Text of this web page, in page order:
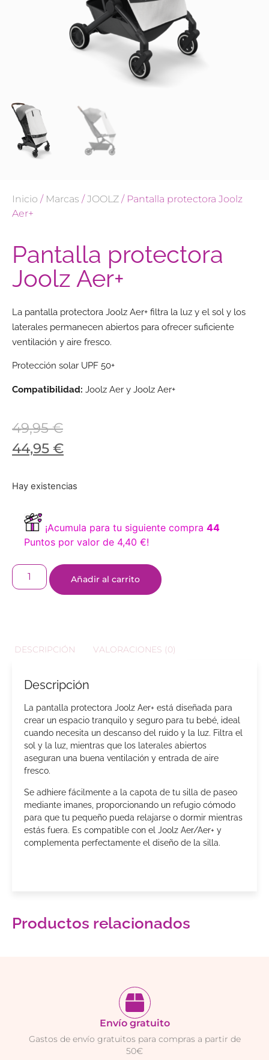
Inicio / Marcas /JOOLZ / Pantalla protectora Joolz
Aer+
Pantalla protectora
Joolz Aer+
La pantalla protectora Joolz Aer+ filtra la luz y el sol y los
laterales permanecen abiertos para ofrecer suficiente
ventilación y aire fresco.
Protección solar UPF 50+
Compatibilidad: Joolz Aer y Joolz Aer+
49,95€
44,95 €
Hay existencias
¡Acumula para tu siguiente compra 44
Puntos por valor de 4,40 €!
Añadir al carrito
DESCRIPCIÓN VALORACIONES (0)
Descripción
La pantalla protectora Joolz Aer+ está diseñada para
crear un espacio tranquilo y seguro para tu bebé, ideal
cuando necesita un descanso del ruido y la luz. Filtra el
sol y la luz, mientras que los laterales abiertos
aseguran una buena ventilación y entrada de aire
fresco.
Se adhiere fácilmente a la capota de tu silla de paseo
mediante imanes, proporcionando un refugio cómodo
para que tu pequeño pueda relajarse o dormir mientras
estás fuera. Es compatible con el Joolz Aer/Aer+ y
complementa perfectamente el diseño de la silla.
Productos relacionados
Envío gratuito
Gastos de envío gratuitos para compras a partir de
50€